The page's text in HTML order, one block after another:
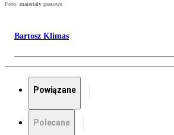
Foto: materiały prasowe
Bartosz Klimas
Powiązane
Polecane